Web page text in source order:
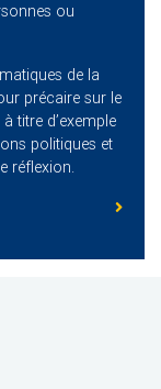
ou
de la
précaire sur le
titre d’exemple
politiques et
réflexion.